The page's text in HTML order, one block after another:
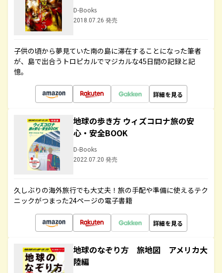
D-Books
2018.07.26 発売
子供の頃から夢見ていた南の島に滞在することになった筆者
が、島で出合うトロピカルでマジカルな45日間の記録と記
憶。
詳細を見る
地球の歩き方 ウィズコロナ旅の安
心・安全BOOK
D-Books
2022.07.20 発売
久しぶりの海外旅行でも大丈夫！旅の手配や準備に使えるテク
ニックがつまった24ページの電子書籍
詳細を見る
地球のなぞり方 旅地図 アメリカ大
陸編